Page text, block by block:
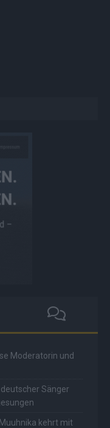
Moderatorin und
Sänger
kehrt mit